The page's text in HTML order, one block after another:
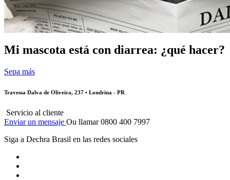
Mi mascota está con diarrea: ¿qué hacer?
Sepa más
Travessa Dalva de Oliveira, 237 • Londrina - PR
Servicio al cliente
Enviar un mensaje Ou llamar 0800 400 7997
Siga a Dechra Brasil en las redes sociales